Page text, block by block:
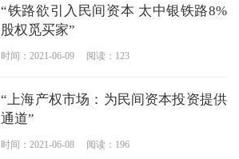
“铁路欲引入民间资本 太中银铁路8%
股权觅买家”
时间：2021-06-09 阅读：123
“上海产权市场：为民间资本投资提供
通道”
时间：2021-06-08 阅读：196